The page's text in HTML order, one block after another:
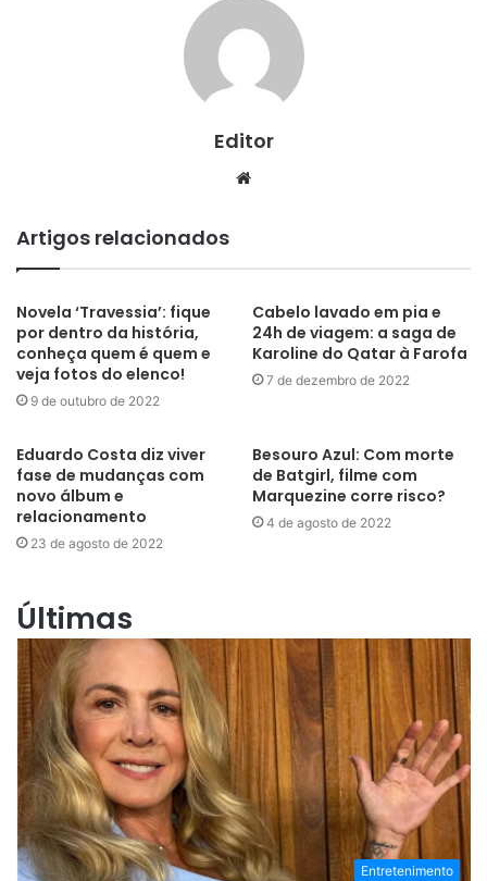
Editor
Website
Artigos relacionados
Novela ‘Travessia’: fique
por dentro da história,
conheça quem é quem e
veja fotos do elenco!
9 de outubro de 2022
Cabelo lavado em pia e
24h de viagem: a saga de
Karoline do Qatar à Farofa
7 de dezembro de 2022
Eduardo Costa diz viver
fase de mudanças com
novo álbum e
relacionamento
23 de agosto de 2022
Besouro Azul: Com morte
de Batgirl, filme com
Marquezine corre risco?
4 de agosto de 2022
Últimas
Entretenimento